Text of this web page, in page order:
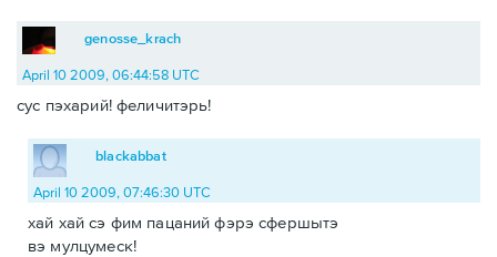
genosse_krach
April 10 2009, 06:44:58 UTC
сус пэхарий! феличитэрь!
blackabbat
April 10 2009, 07:46:30 UTC
хай хай сэ фим пацаний фэрэ сфершытэ
вэ мулцумеск!